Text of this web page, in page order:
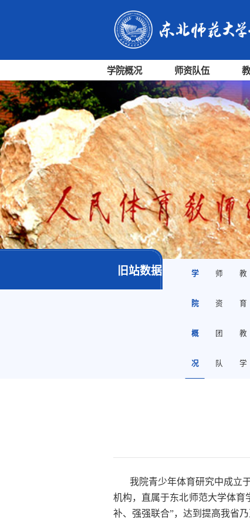
学院概况 师资队伍
旧站数据 学
院
概
况
师
资
团
队
教
育
教
学
我院青少年体育研究中成立于
机构，直属于东北师范大学体
补、强强联合”，达到提高我省